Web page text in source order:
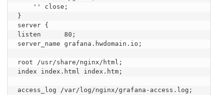
'' close;
}
server {
listen      80;
server_name grafana.hwdomain.io;
root /usr/share/nginx/html;
index index.html index.htm;
access_log /var/log/nginx/grafana-access.log;